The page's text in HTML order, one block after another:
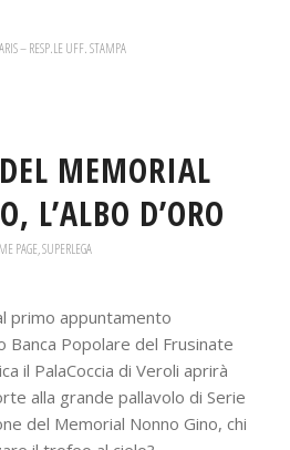
– RESP.LE UFF. STAMPA
MEMORIAL
L’ALBO D’ORO
PAGE,SUPERLEGA
primo appuntamento
Banca Popolare del Frusinate
il PalaCoccia di Veroli aprirà
alla grande pallavolo di Serie
del Memorial Nonno Gino, chi